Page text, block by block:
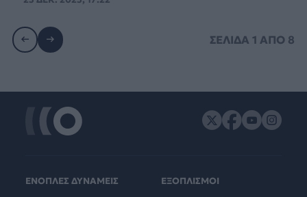
ΣΕΛΙΔΑ1 ΑΠΟ 8
ΕΝΟΠΛΕΣ ΔΥΝΑΜΕΙΣ
ΕΞΟΠΛΙΣΜΟΙ